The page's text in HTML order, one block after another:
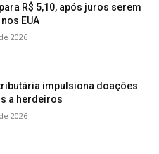
R$ 5,10, após juros serem
EUA
2026
impulsiona doações
a herdeiros
2026